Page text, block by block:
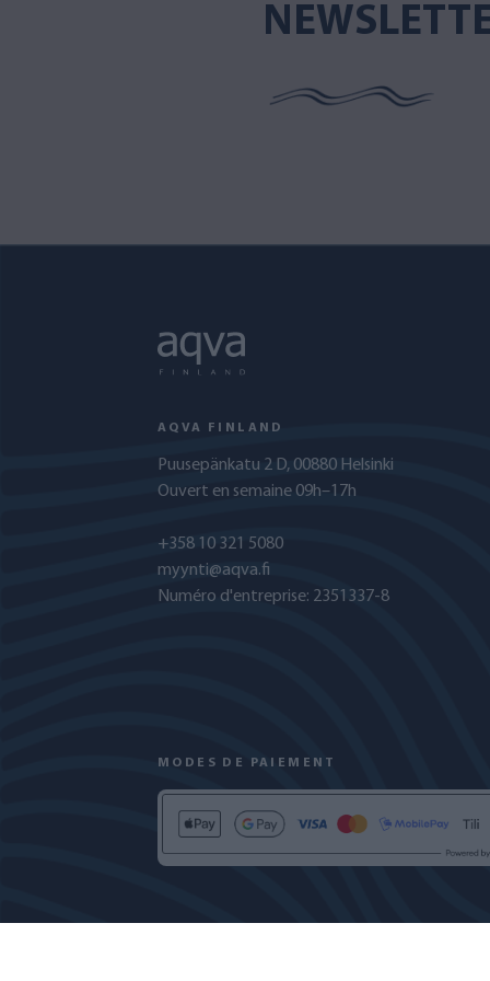
AQVA FINLAND
Puusepänkatu 2 D, 00880 Helsinki
Ouvert en semaine 09h–17h
+358 10 321 5080
myynti@aqva.fi
Numéro d'entreprise: 2351337-8
MODES DE PAIEMENT